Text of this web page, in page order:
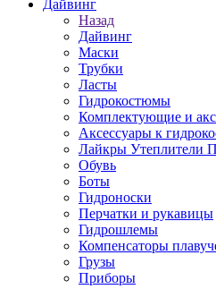
Дайвинг
Назад
Дайвинг
Маски
Трубки
Ласты
Гидрокостюмы
Комплектующие и
Аксессуары к
Лайкры Утеплители
Обувь
Боты
Гидроноски
Перчатки и рукавицы
Гидрошлемы
Компенсаторы
Грузы
Приборы